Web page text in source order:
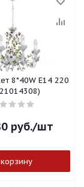
8*40W E14 220
руб./шт